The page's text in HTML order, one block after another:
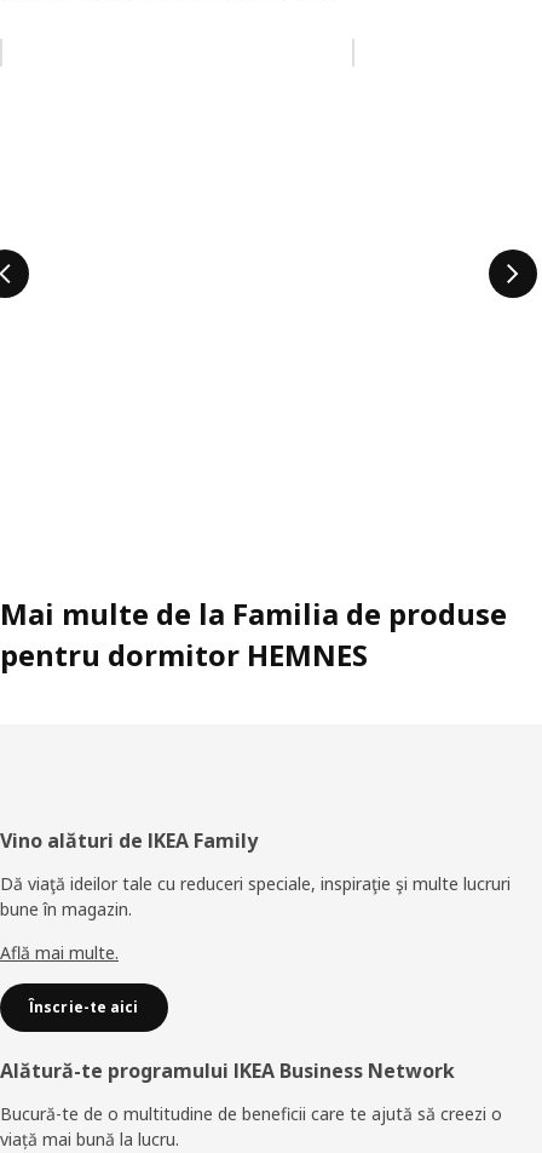
Mai multe de la Familia de produse
pentru dormitor HEMNES
Subsol
Vino alături de IKEA Family
Dă viaţă ideilor tale cu reduceri speciale, inspiraţie şi multe lucruri
bune în magazin.
Află mai multe.
Înscrie-te aici
Alătură-te programului IKEA Business Network
Bucură-te de o multitudine de beneficii care te ajută să creezi o
viață mai bună la lucru.